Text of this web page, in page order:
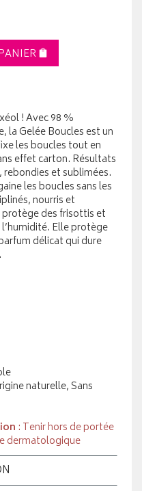
! Avec 98 %
la Gelée Boucles est un
les boucles tout en
effet carton. Résultats
rebondies et sublimées.
les boucles sans les
nourris et
des frisottis et
Elle protège
délicat qui dure
naturelle, Sans
: Tenir hors de portée
dermatologique